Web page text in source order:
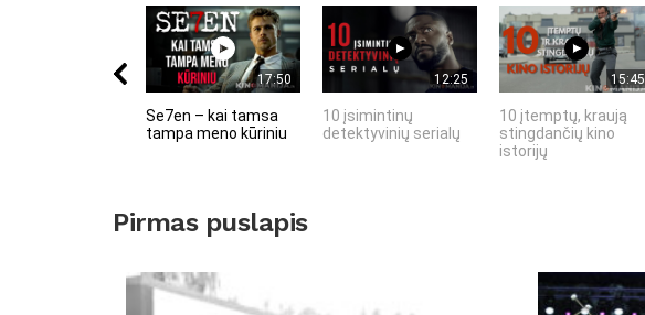
17:50
Se7en – kai tamsa
tampa meno kūriniu
12:25
10 įsimintinų
detektyvinių serialų
15:45
10 įtemptų, kraują
stingdančių kino
istorijų
Pirmas puslapis